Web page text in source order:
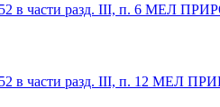
52 в части разд. III, п. 6
52 в части разд. III, п.